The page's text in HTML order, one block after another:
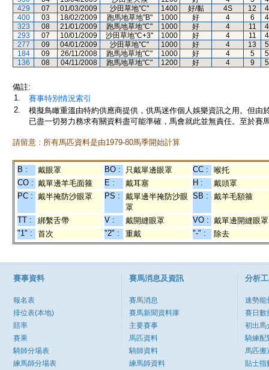
429
07 01/03/2009 沙田草地"C" 1400 好/黏 4S 12
400
03 18/02/2009 跑馬地草地"B" 1000 好 4 6
323
08 21/01/2009 跑馬地草地"C" 1000 好 4 11
293
07 10/01/2009 沙田草地"C+3" 1000 好 4 11
277
09 04/01/2009 沙田草地"C" 1000 好 4 13
184
09 26/11/2008 跑馬地草地"C" 1000 好 4 5
136
08 04/11/2008 跑馬地草地"C" 1200 好 4 9
備註:
1.
賽事特別情況索引
2.
模擬鳥瞰重溫由特約供應商提供，供馬迷作個人娛樂資訊之用。但
已盡一切努力務求有關資料盡可能準確，馬會就此並無責任。至於賽
請留意 : 所有馬匹資料是由1979-80馬季開始計算
B : 戴眼罩 BO : 只戴單邊眼罩 CC :
喉托
CO : 戴單邊羊毛面箍 E : 戴耳塞 H :
戴頭罩
PC : 戴半掩防沙眼罩 PS :
戴單邊半掩防沙眼
罩
SB : 戴羊毛額箍
TT : 綁繫舌帶 V : 戴開縫眼罩 VO : 戴單邊開縫眼罩
"1" :
首次 "2" : 重戴 "-" : 除去
賽事資料
報名表
排位表(本地)
賠率
賽果
騎師分場表
練馬師分場表
賽馬消息及資訊
賽馬消息
賽馬新聞資料庫
主要賽事
馬匹資料
騎師資料
練馬師資料
分析
速勢能
賽日數
初出馬
騎練配
馬匹搬
貼士指